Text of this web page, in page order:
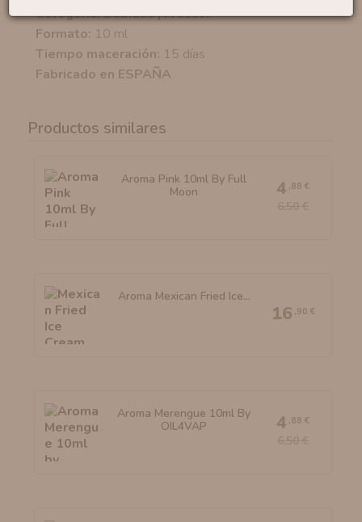
Categoría: Bebidas | Frescor
Formato: 10 ml
Tiempo maceración: 15 días
Fabricado en ESPAÑA
Productos similares
Aroma Pink 10ml By Full
Moon
4 ,88 €
Aroma Mexican Fried Ice...
16 ,90 €
Aroma Merengue 10ml By
OIL4VAP
4 ,88 €